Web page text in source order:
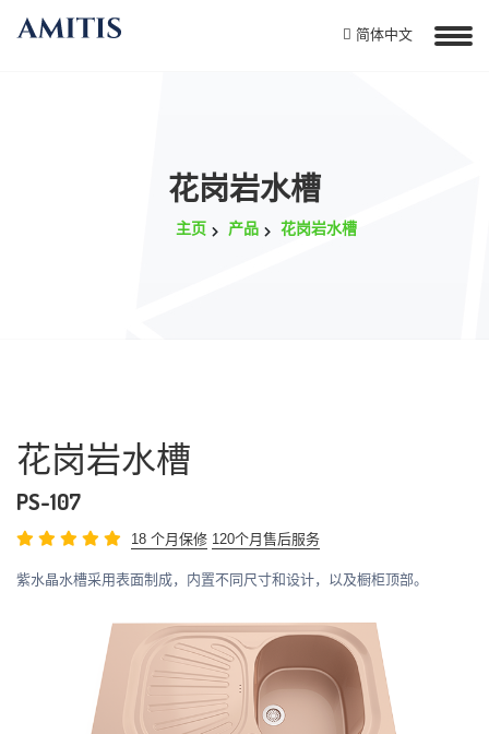
简体中文
花岗岩水槽
主页 产品 花岗岩水槽
花岗岩水槽
PS-107
18 个月保修 120个月售后服务
紫水晶水槽采用表面制成，内置不同尺寸和设计，以及橱柜顶部。